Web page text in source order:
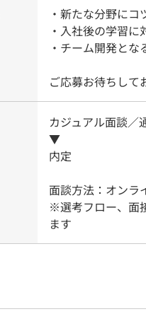
・新たな分野に
・入社後の学習
・チーム開発と
ご応募お待ちして
カジュアル面談／
▼
内定
面談方法：オンラ
※選考フロー、面
ます